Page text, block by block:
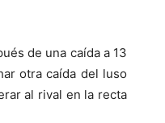
de una caída a 13
otra caída del luso
al rival en la recta